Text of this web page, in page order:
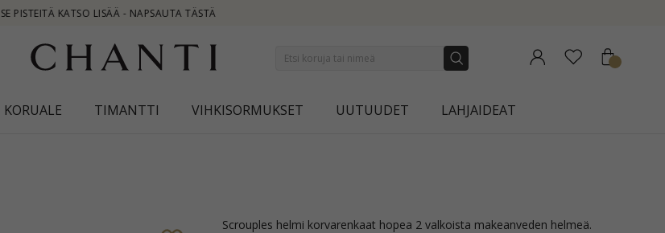
KORUALE TIMANTTI VIHKISORMUKSET UUTUUDET LAHJAIDEAT
Scrouples helmi korvarenkaat hopea 2 valkoista makeanveden helmeä.